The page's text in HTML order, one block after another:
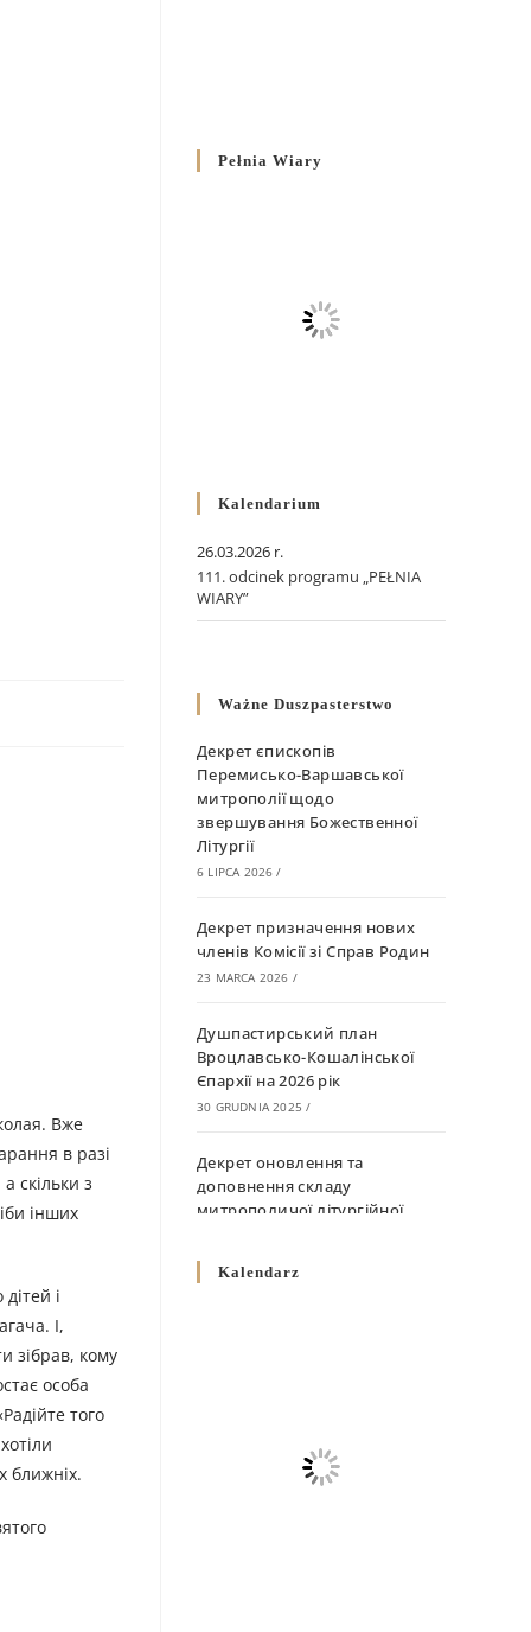
Вже
в разі
скільки з
інших
і
І,
зібрав, кому
особа
того
ближніх.
Pełnia Wiary
Kalendarium
26.03.2026 r.
111. odcinek programu „PEŁNIA
WIARY”
Ważne Duszpasterstwo
Декрет єпископів
Перемисько-Варшавської
митрополії щодо
звершування Божественної
Літургії
6 LIPCA 2026 /
Декрет призначення нових
членів Комісії зі Справ Родин
23 MARCA 2026 /
Душпастирський план
Вроцлавсько-Кошалінської
Єпархії на 2026 рік
30 GRUDNIA 2025 /
Декрет оновлення та
доповнення складу
митрополичої літургійної
10 GRUDNIA 2025
Декрет про відзначення
Великодня і всіх рухомих
Kalendarz